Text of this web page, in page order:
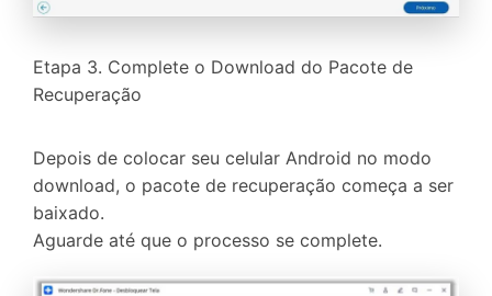
Etapa 3. Complete o Download do Pacote de
Recuperação
Depois de colocar seu celular Android no modo
download, o pacote de recuperação começa a ser
baixado.
Aguarde até que o processo se complete.